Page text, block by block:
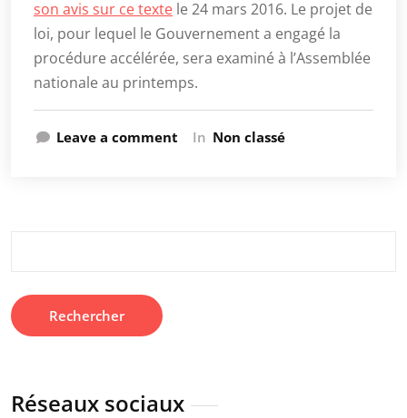
son avis sur ce texte le 24 mars 2016. Le projet de
loi, pour lequel le Gouvernement a engagé la
procédure accélérée, sera examiné à l’Assemblée
nationale au printemps.
Leave a comment In Non classé
Réseaux sociaux